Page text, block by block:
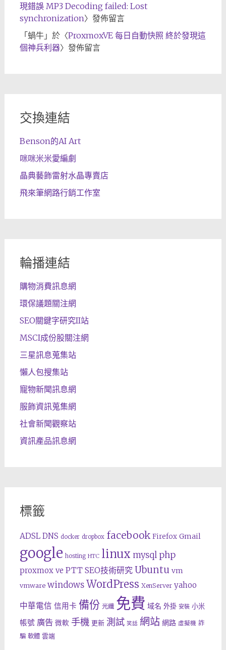
現錯誤 MP3 Decoding failed: Lost
synchronization〉發佈留言
「蝸牛」於〈ProxmoxVE 每日自動快照 終於發現這
個神兵利器〉發佈留言
交換連結
Benson的AI Art
咪咪米米愛編劇
晶典藝飾雷射水晶專賣店
飛來筆網路行銷工作室
輪播連結
購物消費訊息網
環保議題關注網
SEO關鍵字研究II站
MSCI成份股關注網
三星訊息蒐集站
懶人包搜集站
寵物新聞訊息網
服飾資訊蒐集網
社會新聞觀察站
資訊產品訊息網
標籤
ADSL DNS docker dropbox facebook Firefox Gmail
google hosting HTC linux mysql php
proxmox ve PTT SEO技術研究 Ubuntu vm
vmware windows WordPress XenServer yahoo
中華電信 信用卡 備份 光纖 免費 域名 外掛 安裝 小米
帳號 廣告 微軟 手機 更新 測試 笑話 網站 網路 虛擬機 詐
騙 軟體 雲端